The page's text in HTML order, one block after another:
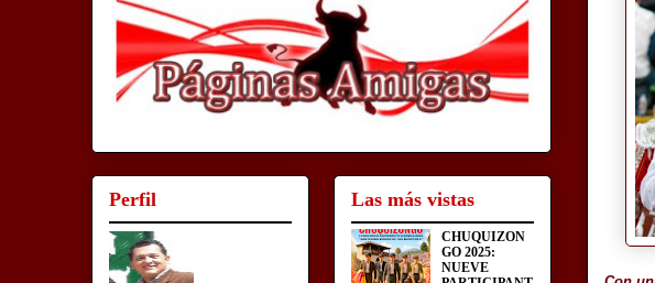
Perfil Las más vistas
CHUQUIZON
GO 2025:
NUEVE